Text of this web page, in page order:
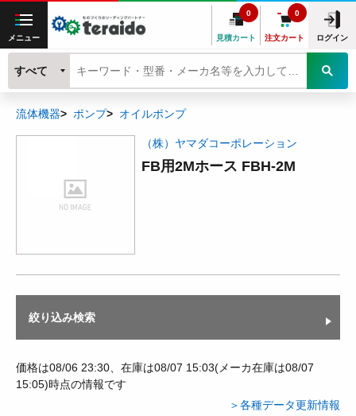
メニュー 見積カート
0
注文カート
0
ログイン
すべて
流体機器 ポンプ オイルポンプ
（株）ヤマダコーポレーション
FB用2Mホース FBH-2M
絞り込み検索
価格は08/06 23:30、在庫は08/07 15:03(メーカ在庫は08/07
15:05)時点の情報です
＞各種データ更新情報